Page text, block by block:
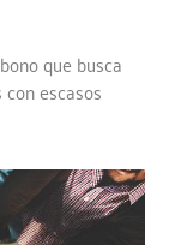
que busca
escasos